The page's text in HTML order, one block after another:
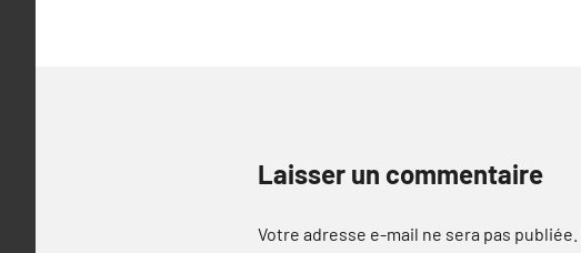
Laisser un commentaire
Votre adresse e-mail ne sera pas publiée.